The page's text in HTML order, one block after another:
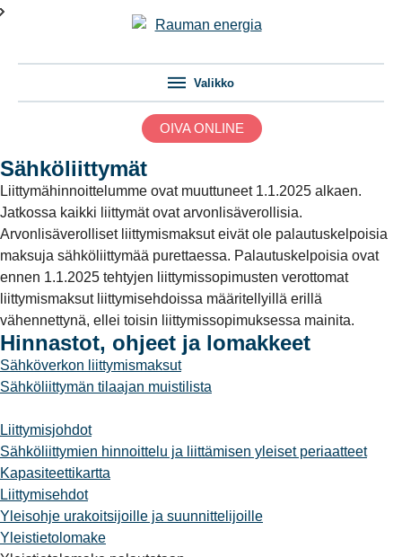
Valikko
OIVA ONLINE
Sähköliittymät
Liittymähinnoittelumme ovat muuttuneet 1.1.2025 alkaen.
Jatkossa kaikki liittymät ovat arvonlisäverollisia.
Arvonlisäverolliset liittymismaksut eivät ole palautuskelpoisia
maksuja sähköliittymää purettaessa. Palautuskelpoisia ovat
ennen 1.1.2025 tehtyjen liittymissopimusten verottomat
liittymismaksut liittymisehdoissa määritellyillä erillä
vähennettynä, ellei toisin liittymissopimuksessa mainita.
Hinnastot, ohjeet ja lomakkeet
Sähköverkon liittymismaksut
Sähköliittymän tilaajan muistilista
Liittymisjohdot
Sähköliittymien hinnoittelu ja liittämisen yleiset periaatteet
Kapasiteettikartta
Liittymisehdot
Yleisohje urakoitsijoille ja suunnittelijoille
Yleistietolomake